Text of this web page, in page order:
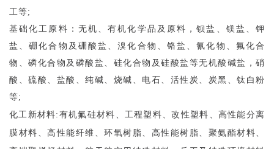
工等;
基础化工原料： 无机、有机化学品及原料，钡盐、镁盐、钾
盐、硼化合物及硼酸盐、溴化合物、铬盐、氰化物、氟化合
物、磷化合物及磷酸盐、硅化合物及硅酸盐等无机酸碱盐，硝
酸、硫酸、盐酸、纯碱、烧碱、电石、活性炭、炭黑、钛白粉
等;
化工新材料: 有机氟硅材料、工程塑料、改性塑料、高性能分离
膜材料、高性能纤维、环氧树脂、高性能树脂、聚氨酯材料、